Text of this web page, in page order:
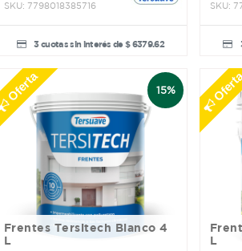
SKU: 7798018385716
3 cuotas sin interés de $ 6379.62
SKU:
15%
Oferta
Frentes Tersitech Blanco 4
L
Frentes Tersitech Blanco 10
L